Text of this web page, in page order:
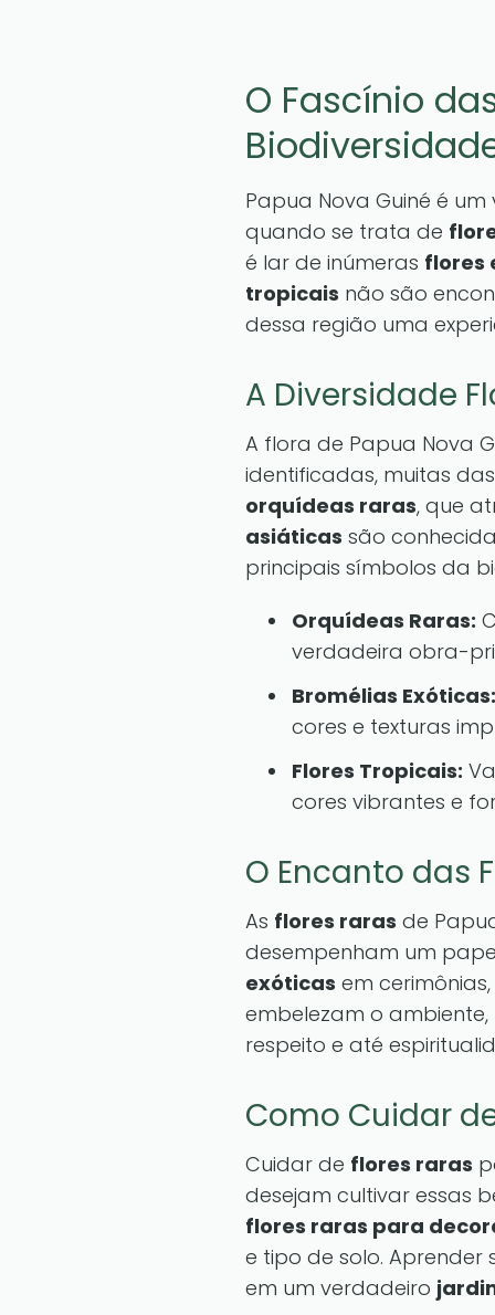
O Fascínio
Papua Nova Guiné é
quando se trata de
é lar de inúmeras flores
tropicais não são
dessa região uma
A Diversidade
A flora de Papua Nova
identificadas, muitas
orquídeas raras, que
asiáticas são
principais símbolos da
Orquídeas Raras:
verdadeira obra-
Bromélias Exóticas:
cores e texturas
Flores Tropicais:
cores vibrantes e
O Encanto das
As flores raras de
desempenham um
exóticas em
embelezam o
respeito e até
Como Cuidar
Cuidar de flores raras
desejam cultivar essas
flores raras para
e tipo de solo.
em um verdadeiro